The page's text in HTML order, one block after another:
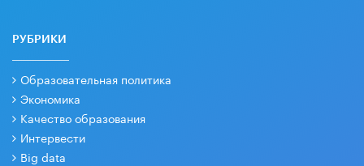
РУБРИКИ
Образовательная политика
Экономика
Качество образования
Интервести
Big data